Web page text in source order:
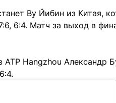
Ву Йибин из Китая,
6:4. Матч за выход в
Hangzhou Александр